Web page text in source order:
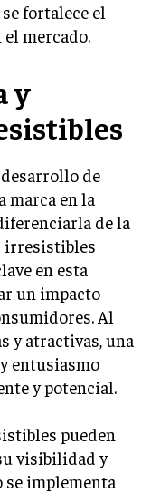
fortalece el
mercado.
y
de
marca en la
de la
irresistibles
en esta
un impacto
Al
y atractivas, una
entusiasmo
y potencial.
pueden
visibilidad y
se implementa